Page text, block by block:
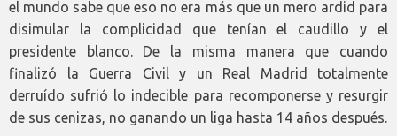
el mundo sabe que eso no era más que un mero ardid para
disimular la complicidad que tenían el caudillo y el
presidente blanco. De la misma manera que cuando
finalizó la Guerra Civil y un Real Madrid totalmente
derruído sufrió lo indecible para recomponerse y resurgir
de sus cenizas, no ganando un liga hasta 14 años después.